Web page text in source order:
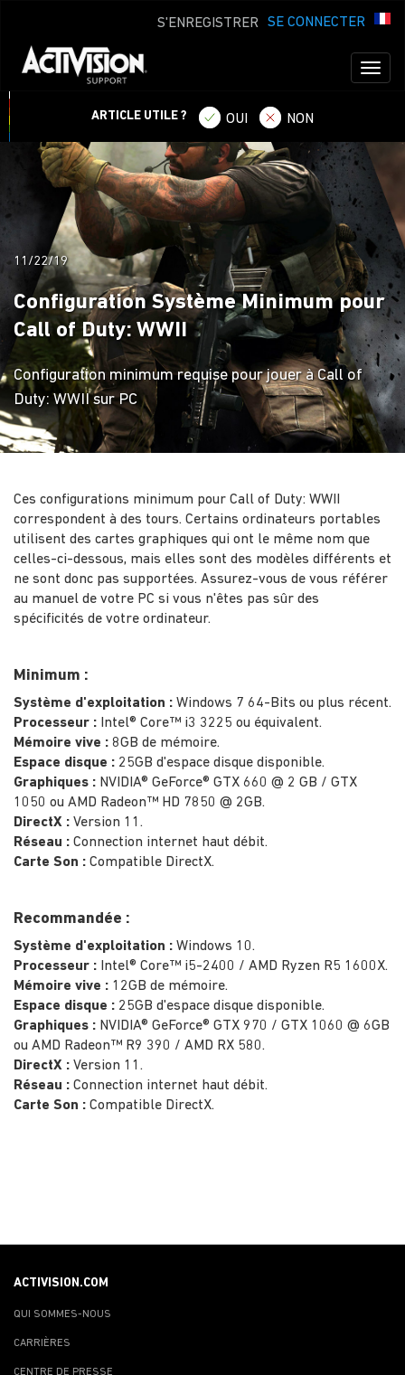
SE CONNECTER
S'ENREGISTRER
ARTICLE UTILE ? OUI NON
11/22/19
Configuration Système Minimum pour
Call of Duty: WWII
Configuration minimum requise pour jouer à Call of
Duty: WWII sur PC
Ces configurations minimum pour Call of Duty: WWII
correspondent à des tours. Certains ordinateurs portables
utilisent des cartes graphiques qui ont le même nom que
celles-ci-dessous, mais elles sont des modèles différents et
ne sont donc pas supportées. Assurez-vous de vous référer
au manuel de votre PC si vous n'êtes pas sûr des
spécificités de votre ordinateur.
Minimum :
Système d'exploitation : Windows 7 64-Bits ou plus récent.
Processeur : Intel® Core™ i3 3225 ou équivalent.
Mémoire vive : 8GB de mémoire.
Espace disque : 25GB d'espace disque disponible.
Graphiques : NVIDIA® GeForce® GTX 660 @ 2 GB / GTX
1050 ou AMD Radeon™ HD 7850 @ 2GB.
DirectX : Version 11.
Réseau : Connection internet haut débit.
Carte Son : Compatible DirectX.
Recommandée :
Système d'exploitation : Windows 10.
Processeur : Intel® Core™ i5-2400 / AMD Ryzen R5 1600X.
Mémoire vive : 12GB de mémoire.
Espace disque : 25GB d'espace disque disponible.
Graphiques : NVIDIA® GeForce® GTX 970 / GTX 1060 @ 6GB
ou AMD Radeon™ R9 390 / AMD RX 580.
DirectX : Version 11.
Réseau : Connection internet haut débit.
Carte Son : Compatible DirectX.
ACTIVISION.COM
QUI SOMMES-NOUS
CARRIÈRES
CENTRE DE PRESSE